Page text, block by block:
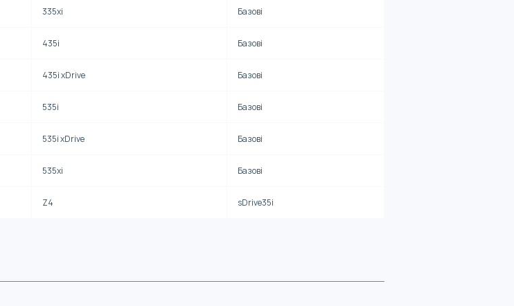
335xi Базові
435i Базові
435i xDrive Базові
535i Базові
535i xDrive Базові
535xi Базові
Z4 sDrive35i